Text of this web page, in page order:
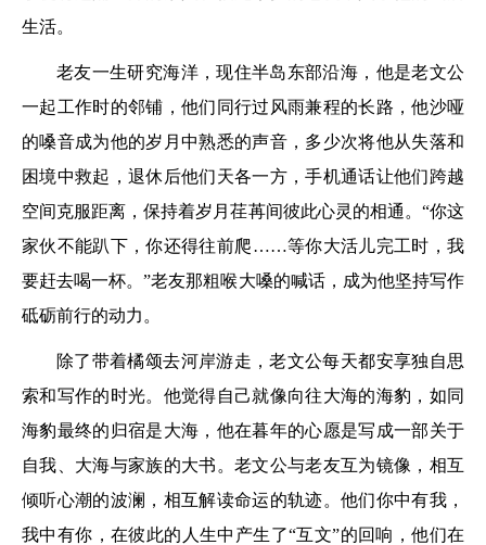
生活。
老友一生研究海洋，现住半岛东部沿海，他是老文公
一起工作时的邻铺，他们同行过风雨兼程的长路，他沙哑
的嗓音成为他的岁月中熟悉的声音，多少次将他从失落和
困境中救起，退休后他们天各一方，手机通话让他们跨越
空间克服距离，保持着岁月荏苒间彼此心灵的相通。“你这
家伙不能趴下，你还得往前爬……等你大活儿完工时，我
要赶去喝一杯。”老友那粗喉大嗓的喊话，成为他坚持写作
砥砺前行的动力。
除了带着橘颂去河岸游走，老文公每天都安享独自思
索和写作的时光。他觉得自己就像向往大海的海豹，如同
海豹最终的归宿是大海，他在暮年的心愿是写成一部关于
自我、大海与家族的大书。老文公与老友互为镜像，相互
倾听心潮的波澜，相互解读命运的轨迹。他们你中有我，
我中有你，在彼此的人生中产生了“互文”的回响，他们在